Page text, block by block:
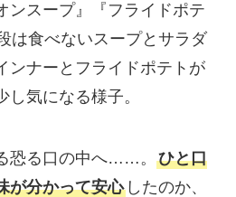
ンスープ』『フライドポテ
は食べないスープとサラダ
ンナーとフライドポテトが
気になる様子。
恐る口の中へ……。
ひと口
が分かって安心したのか、